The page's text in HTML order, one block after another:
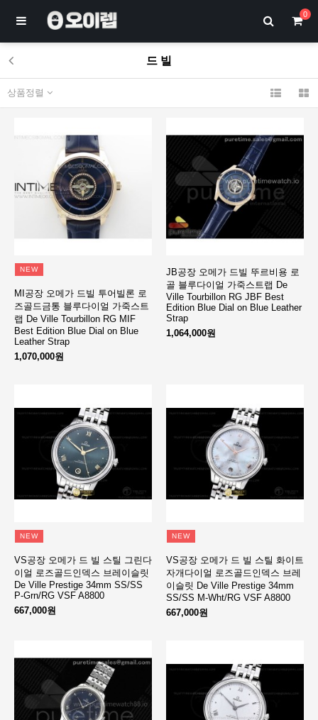
0
드 빌
상품정렬
NEW
MI공장 오메가 드빌 투어빌론 로
즈골드금통 블루다이얼 가죽스트
랩 De Ville Tourbillon RG MIF
Best Edition Blue Dial on Blue
Leather Strap
1,070,000원
JB공장 오메가 드빌 뚜르비용 로
골 블루다이얼 가죽스트랩 De
Ville Tourbillon RG JBF Best
Edition Blue Dial on Blue Leather
Strap
1,064,000원
NEW
VS공장 오메가 드 빌 스틸 그린다
이얼 로즈골드인덱스 브레이슬릿
De Ville Prestige 34mm SS/SS
P-Grn/RG VSF A8800
667,000원
NEW
VS공장 오메가 드 빌 스틸 화이트
자개다이얼 로즈골드인덱스 브레
이슬릿 De Ville Prestige 34mm
SS/SS M-Wht/RG VSF A8800
667,000원